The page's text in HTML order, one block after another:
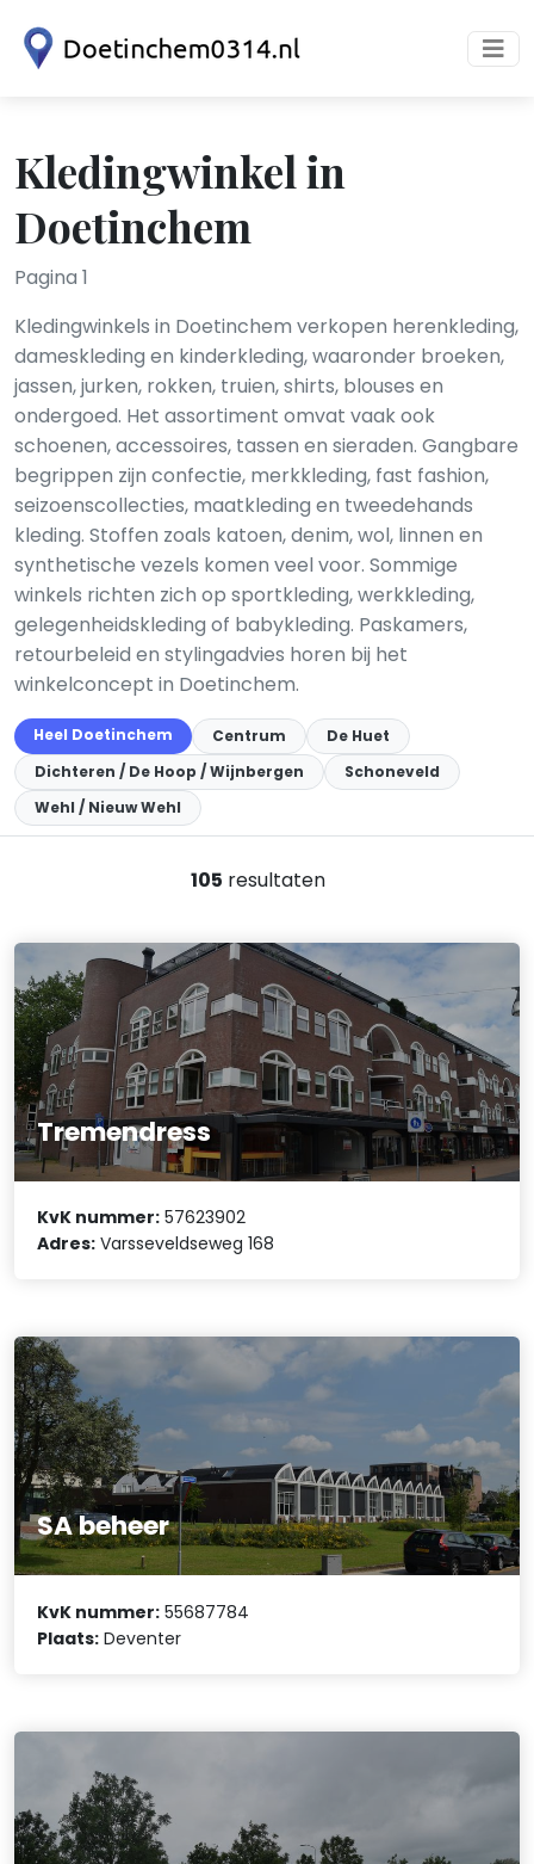
Kledingwinkel in
Doetinchem
Pagina 1
Kledingwinkels in Doetinchem verkopen herenkleding,
dameskleding en kinderkleding, waaronder broeken,
jassen, jurken, rokken, truien, shirts, blouses en
ondergoed. Het assortiment omvat vaak ook
schoenen, accessoires, tassen en sieraden. Gangbare
begrippen zijn confectie, merkkleding, fast fashion,
seizoenscollecties, maatkleding en tweedehands
kleding. Stoffen zoals katoen, denim, wol, linnen en
synthetische vezels komen veel voor. Sommige
winkels richten zich op sportkleding, werkkleding,
gelegenheidskleding of babykleding. Paskamers,
retourbeleid en stylingadvies horen bij het
winkelconcept in Doetinchem.
Heel Doetinchem Centrum
De Huet
Dichteren / De Hoop / Wijnbergen
Schoneveld
Wehl / Nieuw Wehl
105 resultaten
Tremendress
KvK nummer: 57623902
Adres: Varsseveldseweg 168
SA beheer
KvK nummer: 55687784
Plaats: Deventer